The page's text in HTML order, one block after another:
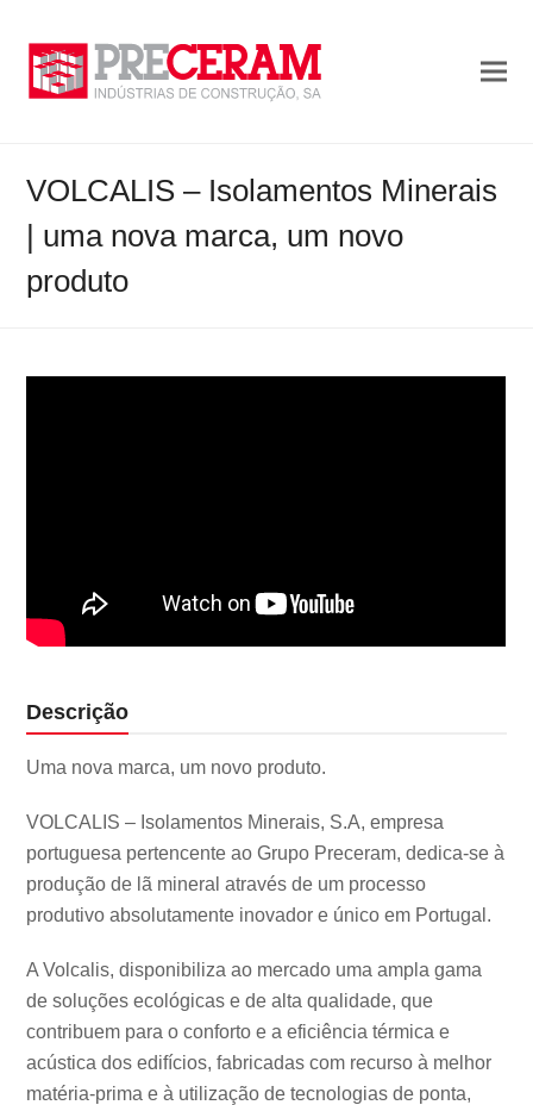
VOLCALIS – Isolamentos Minerais
| uma nova marca, um novo
produto
Descrição
Uma nova marca, um novo produto.
VOLCALIS – Isolamentos Minerais, S.A, empresa
portuguesa pertencente ao Grupo Preceram, dedica-se à
produção de lã mineral através de um processo
produtivo absolutamente inovador e único em Portugal.
A Volcalis, disponibiliza ao mercado uma ampla gama
de soluções ecológicas e de alta qualidade, que
contribuem para o conforto e a eficiência térmica e
acústica dos edifícios, fabricadas com recurso à melhor
matéria-prima e à utilização de tecnologias de ponta,